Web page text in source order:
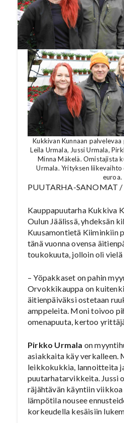
tämän jutun lopusta.
Kukkivan Kunnaan
Leila Urmala, Jussi Urmala,
Minna Mäkelä. Omistajista
Urmala. Yrityksen
euroa.
PUUTARHA-SANOMAT /
Kauppapuutarha Kukkiva
Oulun Jäälissä, yhdeksän
Kuusamontietä Kiiminkiin
tänä vuonna ovensa
toukokuuta, jolloin oli
– Yöpakkaset on pahin
Orvokkikauppa on
äitienpäiväksi ostetaan
amppeleita. Moni toivoo
omenapuuta, kertoo
Pirkko Urmala on
asiakkaita käy verkalleen.
leikkokukkia, lannoitteita
puutarhatarvikkeita. Jussi
räjähtävän käyntiin
lämpötila nousee
korkeudella kesäisiin